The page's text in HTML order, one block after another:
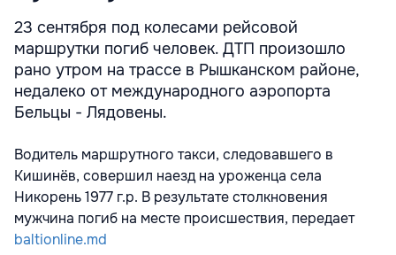
23 сентября под колесами рейсовой
маршрутки погиб человек. ДТП произошло
рано утром на трассе в Рышканском районе,
недалеко от международного аэропорта
Бельцы - Лядовены.
Водитель маршрутного такси, следовавшего в
Кишинёв, совершил наезд на уроженца села
Никорень 1977 г.р. В результате столкновения
мужчина погиб на месте происшествия, передает
baltionline.md